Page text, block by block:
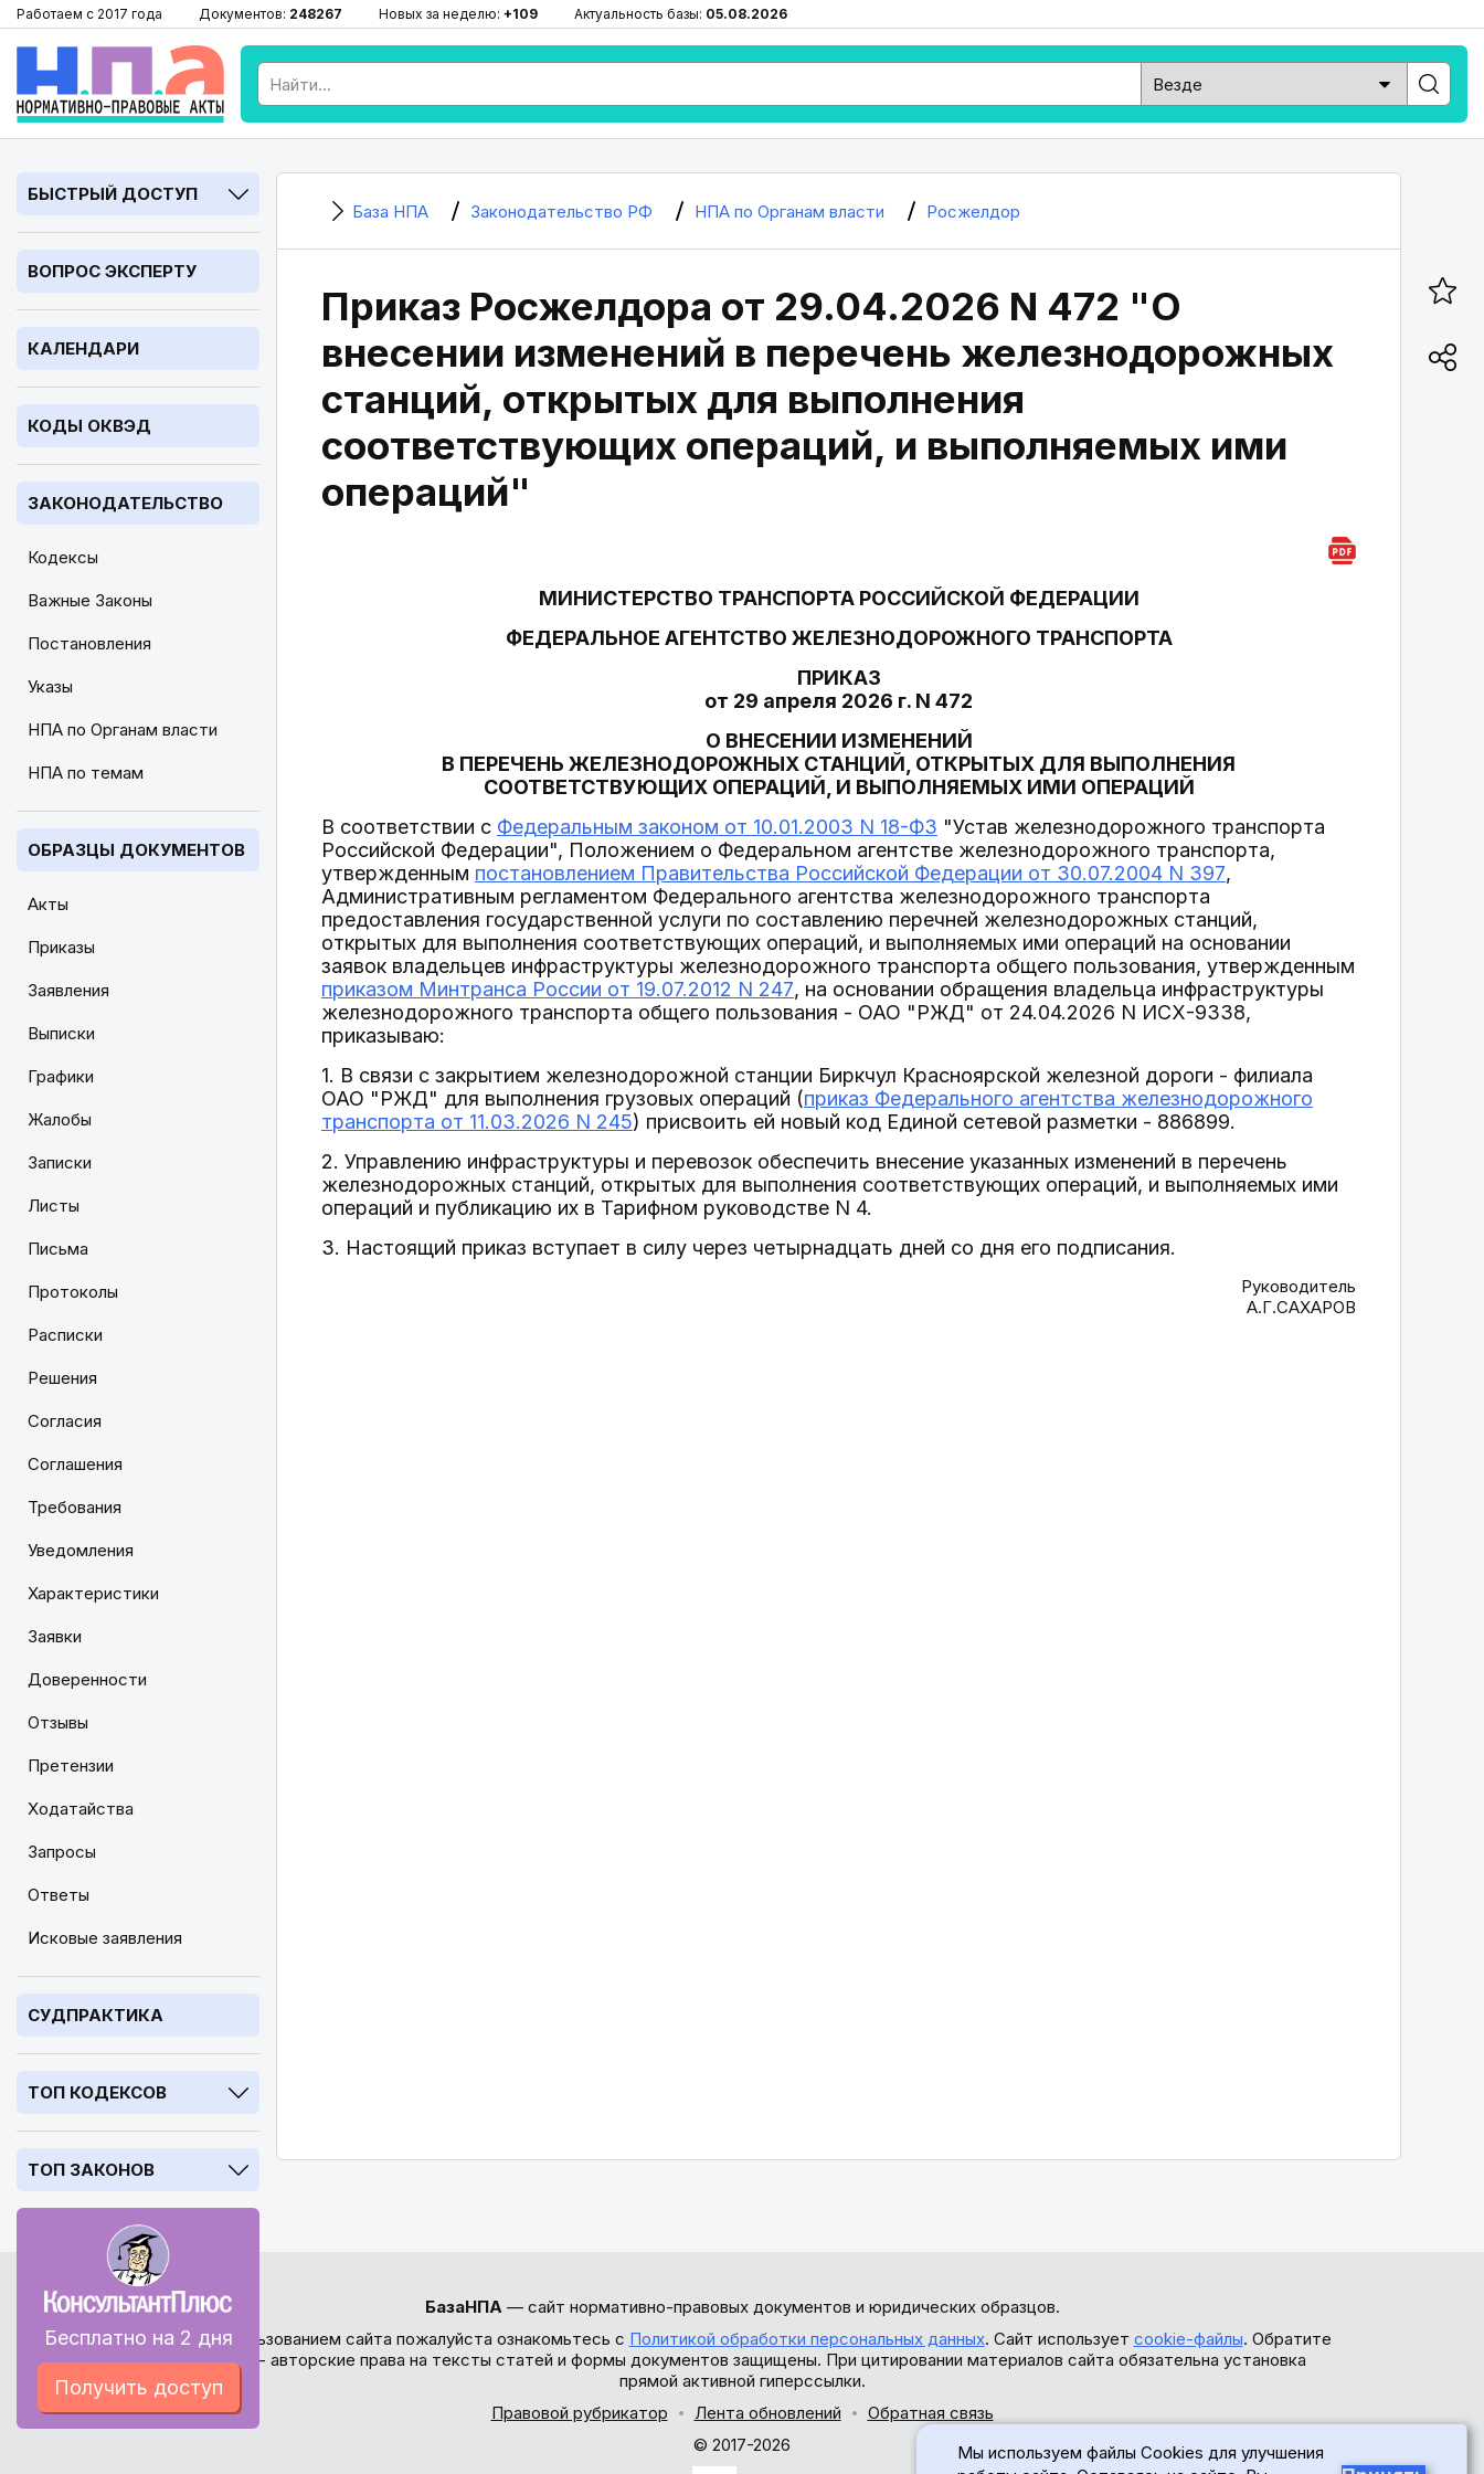
Работаем с 2017 года Документов: 248267 Новых за неделю: +109 Актуальность базы: 05.08.2026
БЫСТРЫЙ ДОСТУП
ВОПРОС ЭКСПЕРТУ
КАЛЕНДАРИ
КОДЫ ОКВЭД
ЗАКОНОДАТЕЛЬСТВО
Кодексы
Важные Законы
Постановления
Указы
НПА по Органам власти
НПА по темам
ОБРАЗЦЫ ДОКУМЕНТОВ
Акты
Приказы
Заявления
Выписки
Графики
Жалобы
Записки
Листы
Письма
Протоколы
Расписки
Решения
Согласия
Соглашения
Требования
Уведомления
Характеристики
Заявки
Доверенности
Отзывы
Претензии
Ходатайства
Запросы
Ответы
Исковые заявления
СУДПРАКТИКА
ТОП КОДЕКСОВ
ТОП ЗАКОНОВ
Бесплатно на 2 дня
Получить доступ
База НПА Законодательство РФ НПА по Органам власти Росжелдор
Приказ Росжелдора от 29.04.2026 N 472 "О
внесении изменений в перечень железнодорожных
станций, открытых для выполнения
соответствующих операций, и выполняемых ими
операций"
МИНИСТЕРСТВО ТРАНСПОРТА РОССИЙСКОЙ ФЕДЕРАЦИИ
ФЕДЕРАЛЬНОЕ АГЕНТСТВО ЖЕЛЕЗНОДОРОЖНОГО ТРАНСПОРТА
ПРИКАЗ
от 29 апреля 2026 г. N 472
О ВНЕСЕНИИ ИЗМЕНЕНИЙ
В ПЕРЕЧЕНЬ ЖЕЛЕЗНОДОРОЖНЫХ СТАНЦИЙ, ОТКРЫТЫХ ДЛЯ ВЫПОЛНЕНИЯ
СООТВЕТСТВУЮЩИХ ОПЕРАЦИЙ, И ВЫПОЛНЯЕМЫХ ИМИ ОПЕРАЦИЙ
В соответствии с Федеральным законом от 10.01.2003 N 18-ФЗ "Устав железнодорожного транспорта
Российской Федерации", Положением о Федеральном агентстве железнодорожного транспорта,
утвержденным постановлением Правительства Российской Федерации от 30.07.2004 N 397,
Административным регламентом Федерального агентства железнодорожного транспорта
предоставления государственной услуги по составлению перечней железнодорожных станций,
открытых для выполнения соответствующих операций, и выполняемых ими операций на основании
заявок владельцев инфраструктуры железнодорожного транспорта общего пользования, утвержденным
приказом Минтранса России от 19.07.2012 N 247, на основании обращения владельца инфраструктуры
железнодорожного транспорта общего пользования - ОАО "РЖД" от 24.04.2026 N ИСХ-9338,
приказываю:
1. В связи с закрытием железнодорожной станции Биркчул Красноярской железной дороги - филиала
ОАО "РЖД" для выполнения грузовых операций (приказ Федерального агентства железнодорожного
транспорта от 11.03.2026 N 245) присвоить ей новый код Единой сетевой разметки - 886899.
2. Управлению инфраструктуры и перевозок обеспечить внесение указанных изменений в перечень
железнодорожных станций, открытых для выполнения соответствующих операций, и выполняемых ими
операций и публикацию их в Тарифном руководстве N 4.
3. Настоящий приказ вступает в силу через четырнадцать дней со дня его подписания.
Руководитель
А.Г.САХАРОВ
БазаНПА— сайт нормативно-правовых документов и юридических образцов.
Перед использованием сайта пожалуйста ознакомьтесь с Политикой обработки персональных данных. Сайт использует cookie-файлы. Обратите
внимание - авторские права на тексты статей и формы документов защищены. При цитировании материалов сайта обязательна установка
прямой активной гиперссылки.
Правовой рубрикатор
Лента обновлений
Обратная связь
© 2017-2026
Мы используем файлы Cookies для улучшения